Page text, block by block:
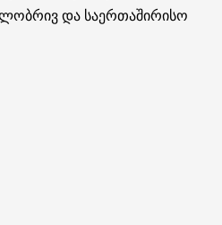
და საერთაშირისო